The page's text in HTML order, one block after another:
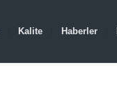
Kalite Haberler